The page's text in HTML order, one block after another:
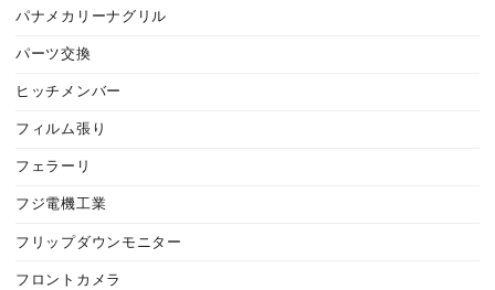
パナメカリーナグリル
パーツ交換
ヒッチメンバー
フィルム張り
フェラーリ
フジ電機工業
フリップダウンモニター
フロントカメラ